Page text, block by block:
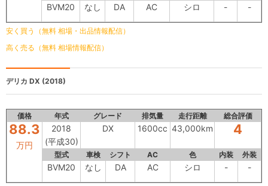
BVM20 なし DA AC シロ - -
安く買う（無料 相場・出品情報配信）
高く売る（無料 相場情報配信）
デリカ DX (2018)
価格 年式 グレード 排気量 走行距離 総合評価
88.3
万円
2018
(平成30)
DX 1600cc 43,000km 4
型式 車検 シフト AC 色 内装 外装
BVM20 なし DA AC シロ - -